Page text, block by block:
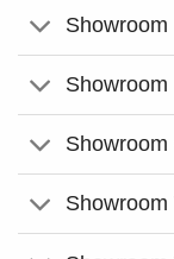
Showroom
Showroom
Showroom